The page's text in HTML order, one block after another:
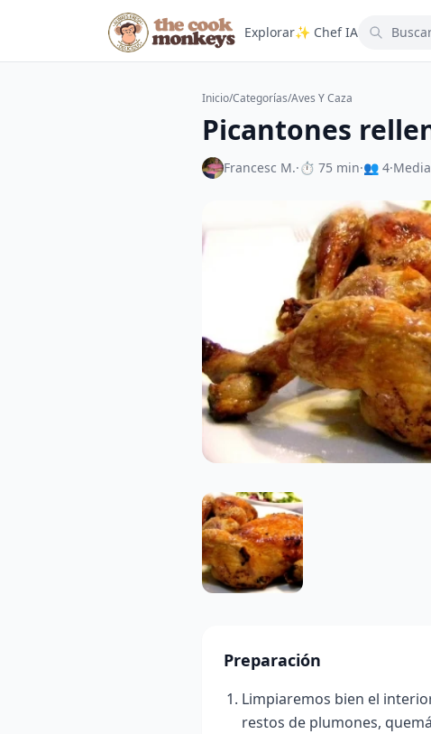
Explorar✨ Chef IA
Inicio/Categorías/Aves Y Caza
Picantones
Francesc M.·⏱ 75 min·👥 4·Media
Preparación
Limpiaremos bien el
restos de plumones,